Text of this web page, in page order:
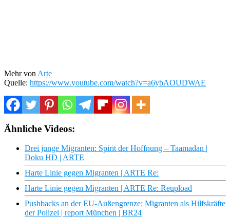
Mehr von Arte
Quelle: https://www.youtube.com/watch?v=a6ybAOUDWAE
Ähnliche Videos:
Drei junge Migranten: Spirit der Hoffnung – Taamadan |
Doku HD | ARTE
Harte Linie gegen Migranten | ARTE Re:
Harte Linie gegen Migranten | ARTE Re: Reupload
Pushbacks an der EU-Außengrenze: Migranten als Hilfskräfte
der Polizei | report München | BR24